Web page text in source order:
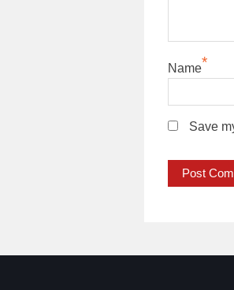
Name*
Save